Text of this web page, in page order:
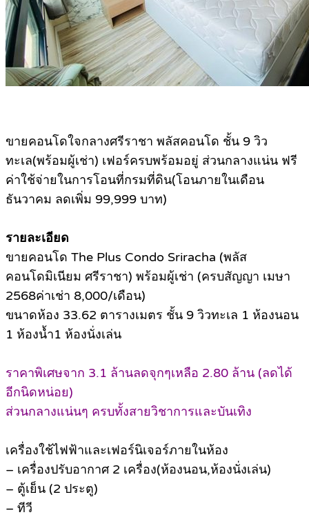
ขายคอนโดใจกลางศรีราชา พลัสคอนโด ชั้น 9 วิว
ทะเล(พร้อมผู้เช่า) เฟอร์ครบพร้อมอยู่ ส่วนกลางแน่น ฟรี
ค่าใช้จ่ายในการโอนที่กรมที่ดิน(โอนภายในเดือน
ธันวาคม ลดเพิ่ม 99,999 บาท)
รายละเอียด
ขายคอนโด The Plus Condo Sriracha (พลัส
คอนโดมิเนียม ศรีราชา) พร้อมผู้เช่า (ครบสัญญา เมษา
2568ค่าเช่า 8,000/เดือน)
ขนาดห้อง 33.62 ตารางเมตร ชั้น 9 วิวทะเล 1 ห้องนอน
1 ห้องน้ำ1 ห้องนั่งเล่น
ราคาพิเศษจาก 3.1 ล้านลดจุกๆเหลือ 2.80 ล้าน (ลดได้
อีกนิดหน่อย)
ส่วนกลางแน่นๆ ครบทั้งสายวิชาการและบันเทิง
เครื่องใช้ไฟฟ้าและเฟอร์นิเจอร์ภายในห้อง
– เครื่องปรับอากาศ 2 เครื่อง(ห้องนอน,ห้องนั่งเล่น)
– ตู้เย็น (2 ประตู)
– ทีวี